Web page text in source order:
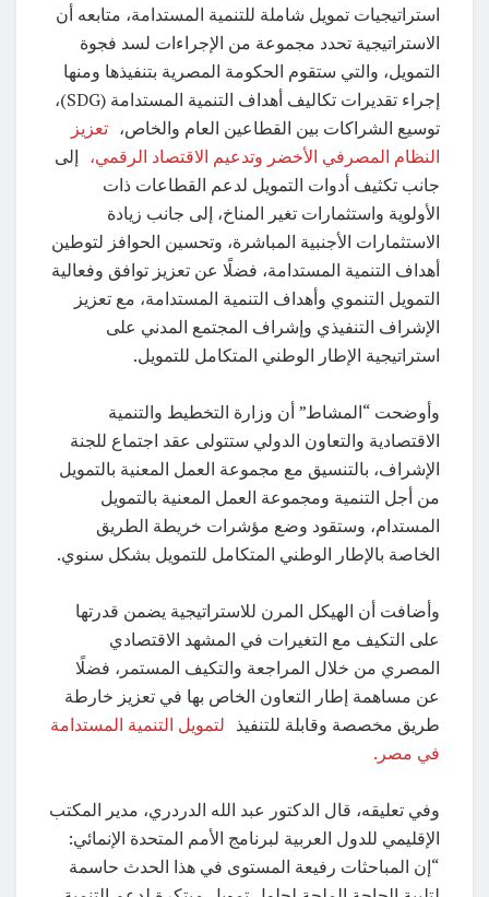
استراتيجيات تمويل شاملة للتنمية المستدامة، متابعه أن
الاستراتيجية تحدد مجموعة من الإجراءات لسد فجوة
التمويل، والتي ستقوم الحكومة المصرية بتنفيذها ومنها
إجراء تقديرات تكاليف أهداف التنمية المستدامة (SDG)،
توسيع الشراكات بين القطاعين العام والخاص، تعزيز
النظام المصرفي الأخضر وتدعيم الاقتصاد الرقمي، إلى
جانب تكثيف أدوات التمويل لدعم القطاعات ذات
الأولوية واستثمارات تغير المناخ، إلى جانب زيادة
الاستثمارات الأجنبية المباشرة، وتحسين الحوافز لتوطين
أهداف التنمية المستدامة، فضلًا عن تعزيز توافق وفعالية
التمويل التنموي وأهداف التنمية المستدامة، مع تعزيز
الإشراف التنفيذي وإشراف المجتمع المدني على
استراتيجية الإطار الوطني المتكامل للتمويل.
وأوضحت “المشاط” أن وزارة التخطيط والتنمية
الاقتصادية والتعاون الدولي ستتولى عقد اجتماع للجنة
الإشراف، بالتنسيق مع مجموعة العمل المعنية بالتمويل
من أجل التنمية ومجموعة العمل المعنية بالتمويل
المستدام، وستقود وضع مؤشرات خريطة الطريق
الخاصة بالإطار الوطني المتكامل للتمويل بشكل سنوي.
وأضافت أن الهيكل المرن للاستراتيجية يضمن قدرتها
على التكيف مع التغيرات في المشهد الاقتصادي
المصري من خلال المراجعة والتكيف المستمر، فضلًا
عن مساهمة إطار التعاون الخاص بها في تعزيز خارطة
طريق مخصصة وقابلة للتنفيذ لتمويل التنمية المستدامة
في مصر.
وفي تعليقه، قال الدكتور عبد الله الدردري، مدير المكتب
الإقليمي للدول العربية لبرنامج الأمم المتحدة الإنمائي:
“إن المباحثات رفيعة المستوى في هذا الحدث حاسمة